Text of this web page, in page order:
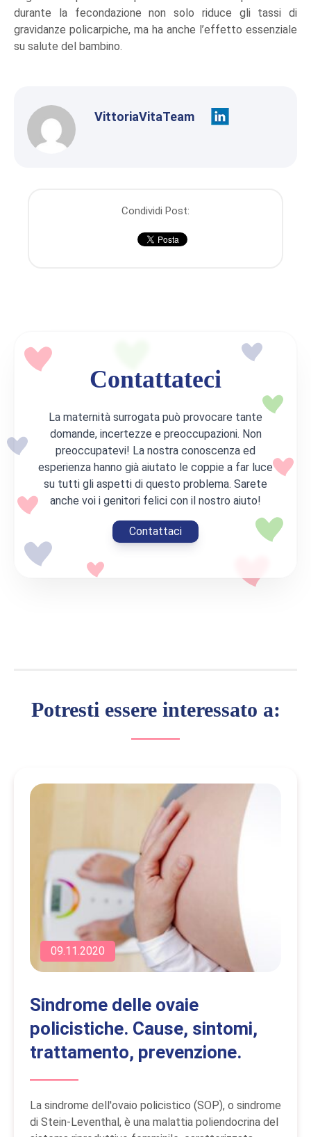
durante la fecondazione non solo riduce gli tassi di
gravidanze policarpiche, ma ha anche l’effetto essenziale
su salute del bambino.
VittoriaVitaTeam
Condividi Post:
Contattateci
La maternità surrogata può provocare tante
domande, incertezze e preoccupazioni. Non
preoccupatevi! La nostra conoscenza ed
esperienza hanno già aiutato le coppie a far luce
su tutti gli aspetti di questo problema. Sarete
anche voi i genitori felici con il nostro aiuto!
Contattaci
Potresti essere interessato a:
09.11.2020
Sindrome delle ovaie
policistiche. Cause, sintomi,
trattamento, prevenzione.
La sindrome dell'ovaio policistico (SOP), o sindrome
di Stein-Leventhal, è una malattia poliendocrina del